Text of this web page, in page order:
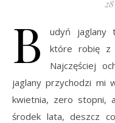
B
udyń jaglany
które robię z
Najczęściej
jaglany przychodzi mi
kwietnia, zero stopni,
środek lata, deszcz